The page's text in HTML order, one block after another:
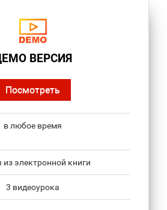
ВЕРСИЯ
Посмотреть
в любое время
из электронной книги
3 видеоурока